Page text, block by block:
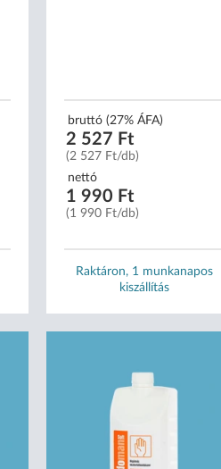
bruttó (27% ÁFA)
2 527 Ft
(2 527 Ft/db)
nettó
1 990 Ft
(1 990 Ft/db)
Raktáron, 1 munkanapos
kiszállítás